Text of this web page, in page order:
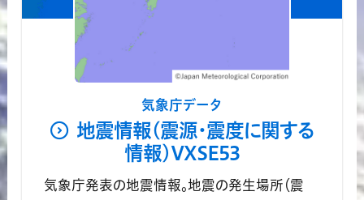
気象庁データ
地震情報(震源・震度に関する
情報)VXSE53
気象庁発表の地震情報。地震の発生場所（震